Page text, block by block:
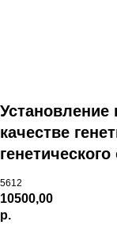
качестве
5612
10500,00
р.